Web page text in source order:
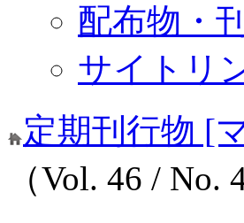
配布物・
サイトリ
定期刊行物 [
（Vol. 46 / No. 4